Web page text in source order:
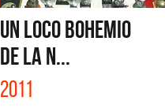
UN LOCO BOHEMIO
DE LA N...
2011